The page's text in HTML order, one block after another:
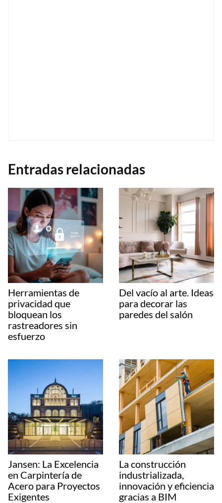
Entradas relacionadas
Herramientas de
privacidad que
bloquean los
rastreadores sin
esfuerzo
Del vacío al arte. Ideas
para decorar las
paredes del salón
Jansen: La Excelencia
en Carpintería de
Acero para Proyectos
Exigentes
La construcción
industrializada,
innovación y eficiencia
gracias a BIM